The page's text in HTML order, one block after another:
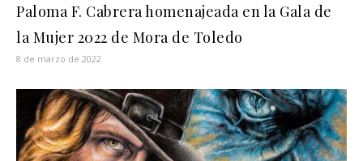
Paloma F. Cabrera homenajeada en la Gala de
la Mujer 2022 de Mora de Toledo
8 de marzo de 2022